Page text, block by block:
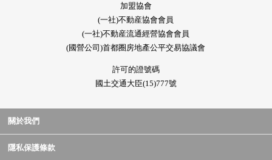
加盟協會
(一社)不動産協會會員
(一社)不動産流通經營協會會員
(國營公司)首都圈房地產公平交易協議會
許可的證號碼
國土交通大臣(15)777號
關於我們
隱私保護條款